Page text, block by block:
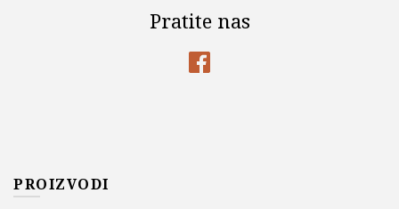
Pratite nas
PROIZVODI